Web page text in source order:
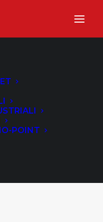
POINT